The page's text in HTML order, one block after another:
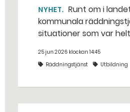
NYHET
kommunala
situationer som var
bakhåll, utspridda
från livsfarliga drönare
25 jun 2026 klockan 14:45
Räddningstjänst
Utbildning